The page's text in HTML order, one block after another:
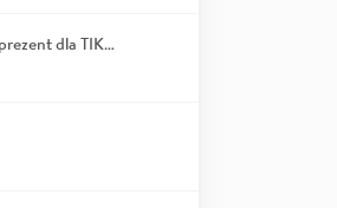
Nina Margalus prezent dla TIKO